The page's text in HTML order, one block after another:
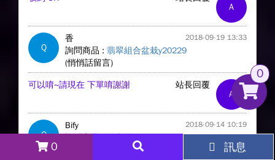
A
Q
香 2018-09-19 13:33
詢問商品 : 翡翠組合盆栽y20229
(悄悄話留言)
A
站長回覆
可以唷~請現在 下單唷謝謝
Q
Bify 2018-09-14 10:19
0
0 訊息